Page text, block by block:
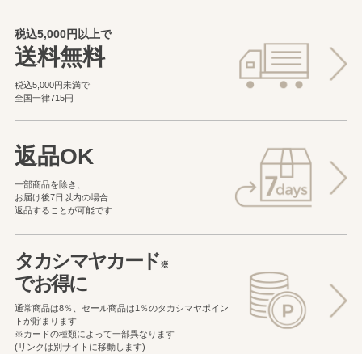
税込5,000円以上で
送料無料
税込5,000円未満で
全国一律715円
返品OK
一部商品を除き、
お届け後7日以内の場合
返品することが可能です
タカシマヤカード※
でお得に
通常商品は8％、セール商品は1％のタカシマヤポイン
トが貯まります
※カードの種類によって一部異なります
(リンクは別サイトに移動します)